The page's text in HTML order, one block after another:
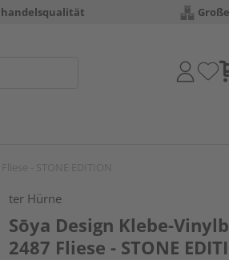
ter Hürne
Sōya Design Klebe-
2487 Fliese - STONE